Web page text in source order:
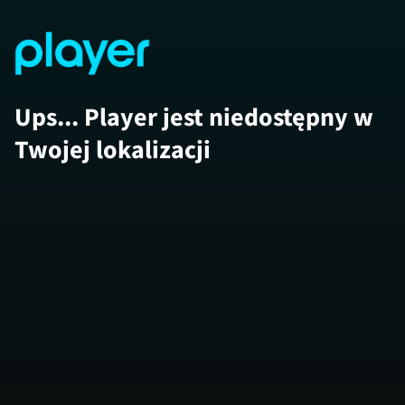
Ups... Player jest niedostępny w
Twojej lokalizacji